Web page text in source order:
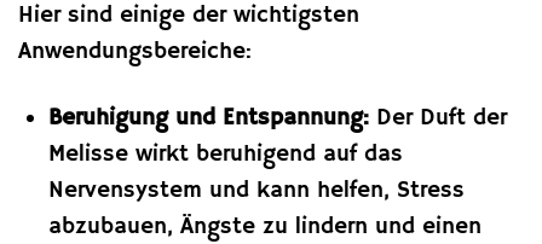
Hier sind einige der wichtigsten
Anwendungsbereiche:
Beruhigung und Entspannung:Der Duft der
Melisse wirkt beruhigend auf das
Nervensystem und kann helfen, Stress
abzubauen, Ängste zu lindern und einen